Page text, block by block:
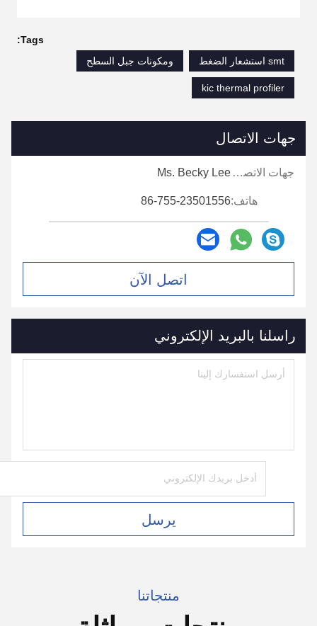
Tags:
smt استشعار الضغط
ومكونات جبل السطح
kic thermal profiler
جهات الاتصال
جهات الاتصال: Ms. Becky Lee
هاتف:86-755-23501556
اتصل الآن
راسلنا بالبريد الإلكتروني
يرسل
منتجاتنا